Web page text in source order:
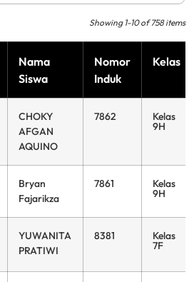
Showing 1-10of758items
Nama
Siswa
Nomor
Induk
Kelas
CHOKY
AFGAN
AQUINO
7862 Kelas
9H
Bryan
Fajarikza
7861 Kelas
9H
YUWANITA
PRATIWI
8381 Kelas
7F